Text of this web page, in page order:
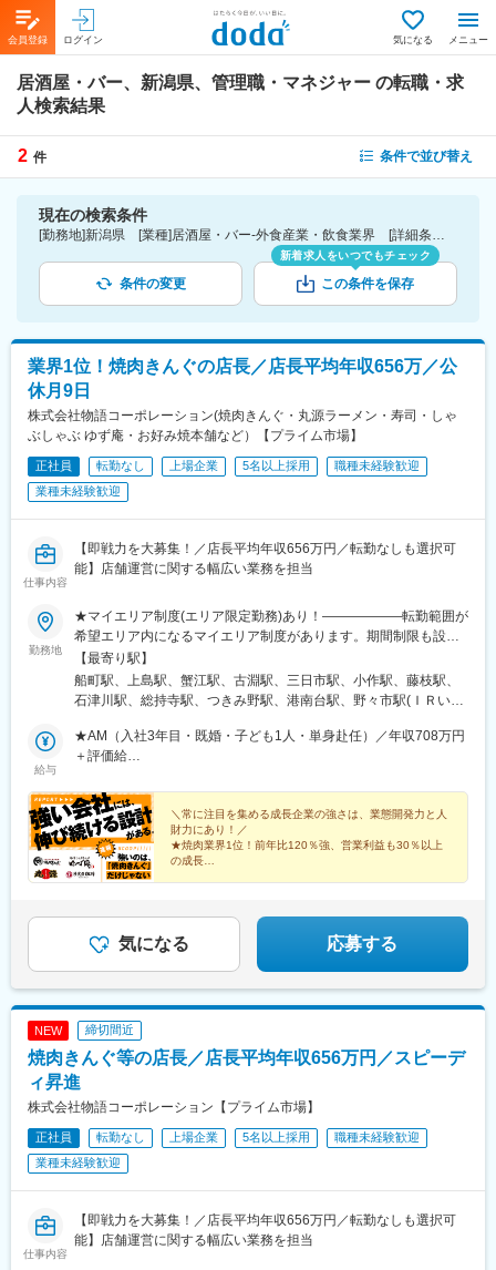
会員登録 ログイン 気になる メニュー
居酒屋・バー、新潟県、管理職・マネジャー の転職・求
人検索結果
2 件 条件で並び替え
現在の検索条件
[勤務地]新潟県 [業種]居酒屋・バー-外食産業・飲食業界 [詳細条件](仕事内容)管理職・マネジャー
条件の変更
新着求人をいつでもチェック
この条件を保存
業界1位！焼肉きんぐの店長／店長平均年収656万／公
休月9日
株式会社物語コーポレーション(焼肉きんぐ・丸源ラーメン・寿司・しゃ
ぶしゃぶ ゆず庵・お好み焼本舗など）【プライム市場】
正社員 転勤なし 上場企業 5名以上採用
職種未経験歓迎
業種未経験歓迎
仕事内容
【即戦力を大募集！／店長平均年収656万円／転勤なしも選択可
能】店舗運営に関する幅広い業務を担当
勤務地
★マイエリア制度(エリア限定勤務)あり！――――――転勤範囲が
希望エリア内になるマイエリア制度があります。期間制限も設け
ず、1年後に利用解除も可能です。（待遇や昇給条件で通常社員と
差異はありません。対象は既婚者と介護者）。＜全国＞北海道、
岩手、宮城、山形、福島、栃木、群馬、茨城、埼玉、神奈川、千
福井、京都、大阪、兵庫、奈良、和歌山、岡山、愛媛、香川、広
島、山口、福岡、熊本、大分、長崎、佐賀、宮崎、鹿児島の各直
度あり★勤務時間帯や転居を伴う異動の有無を選べるリージョナ
ル制度も稼働中（一部エリアを除きます）状況に応じて、転勤な
しも選択できます★毎年7連休×2回取得できるレインボー休暇★
家族手当（配偶者月1万円／子ども1人あたり5000円）★単身赴任
手当（月8万2000円＋月1回の帰省交通費全額支給）★社員寮（ワ
道・光熱費のみ！★賞与年2回（平均4カ月分）※過去支給実績
100％
【最寄り駅】
船町駅、上島駅、蟹江駅、古淵駅、三日市駅、小作駅、藤枝駅、
石津川駅、総持寺駅、つきみ野駅、港南台駅、野々市駅(ＩＲいし
咲駅、東武宇都宮駅、都府楼南駅、梅島駅、上福岡駅、高座渋谷
駅、鷹の台駅、会津若松駅、西熊本駅、中野栄駅、薬師堂駅(宮城
府中駅(東京都)、駒沢大学駅、東川口駅、北久米駅、高宮駅(福岡
県)、赤堀駅、岐南駅、南郷１８丁目駅、新前橋駅、甲府駅、山形
駅、津駅、新高岡駅、綾羅木駅、伏石駅、新宮中央駅、久留米高
校前駅、五香駅、粟島駅、鶴崎駅、辻堂駅、土浦駅、牛久駅、本
厚木駅、藤沢駅、左石駅、新鳥栖駅、小山駅、名鉄岐阜駅、東松
(京阪線)、中書島駅、今宿駅、茂林寺前駅、熊西駅、北久里浜駅、
美濃青柳駅、岡本駅(栃木県)、井尻駅、針中野駅、酒殿駅、高崎問
駅、八代駅、岩槻駅、東酒田駅、金沢駅、日宇駅、海の公園柴口
駅、亀井駅、古見駅(愛知県)、狛江駅、古河駅、名張駅、南福島
駅、多治見駅、武蔵境駅、郡山富田駅、上北台駅、宮崎台駅、上
大岡駅、北戸田駅、水沢駅、東武動物公園駅、草加駅、蛇田駅、
尾張星の宮駅、新座駅、恩田駅、球場前駅(岡山県)、上板橋駅、石
央駅、古高松駅、蕨駅、塚田駅、八尾駅、横堤駅、本庄駅、海老
名駅(相模線)、六本木駅、広瀬通駅、小池駅、駅前駅、南越谷駅、
駅、花小金井駅、南久留米駅、荒井駅(宮城県)、安芸長束駅、春日
井駅(中央本線)、千代県庁口駅、豊春駅、太田駅(群馬県)、新下関
給与
★AM（入社3年目・既婚・子ども1人・単身赴任）／年収708万円
＋評価給
円＋評価給
＼常に注目を集める成長企業の強さは、業態開発力と人
財力にあり！／
★焼肉業界1位！前年比120％強、営業利益も30％以上
の成長
気になる 応募する
NEW 締切間近
焼肉きんぐ等の店長／店長平均年収656万円／スピーデ
ィ昇進
株式会社物語コーポレーション【プライム市場】
正社員 転勤なし 上場企業 5名以上採用
職種未経験歓迎
業種未経験歓迎
仕事内容
【即戦力を大募集！／店長平均年収656万円／転勤なしも選択可
能】店舗運営に関する幅広い業務を担当